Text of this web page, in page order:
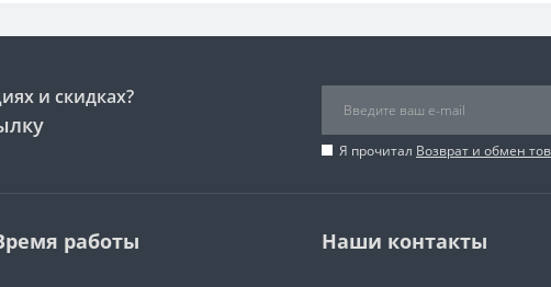
и скидках?
Я прочитал Возврат и обмен
работы Наши контакты